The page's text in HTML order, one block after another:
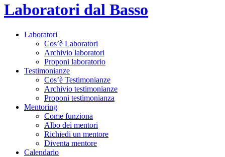
Laboratori dal Basso
Laboratori
Cos’è Laboratori
Archivio laboratori
Proponi laboratorio
Testimonianze
Cos’è Testimonianze
Archivio testimonianze
Proponi testimonianza
Mentoring
Come funziona
Albo dei mentori
Richiedi un mentore
Diventa mentore
Calendario